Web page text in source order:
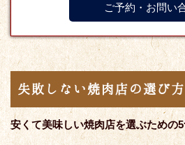
ご予約・お問い
失敗しない焼肉店の選び方
安くて美味しい焼肉店を選ぶための